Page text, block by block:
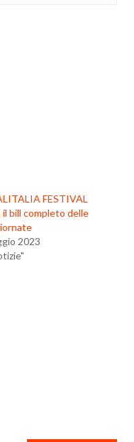
FESTIVAL
il bill completo delle
2023